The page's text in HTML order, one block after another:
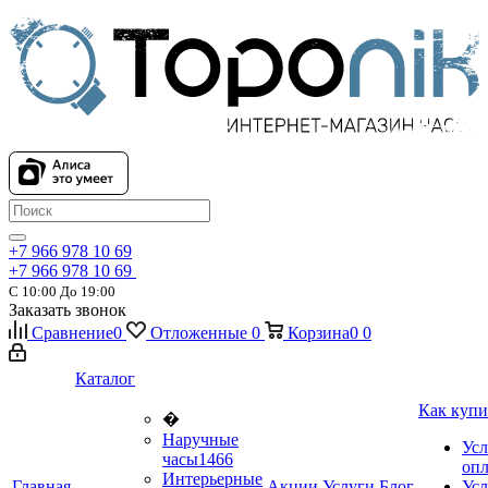
+7 966 978 10 69
+7 966 978 10 69
С 10:00 До 19:00
Заказать звонок
Сравнение0 Отложенные 0 Корзина0 0
Каталог
�
Наручные
часы1466
Интерьерные
Как